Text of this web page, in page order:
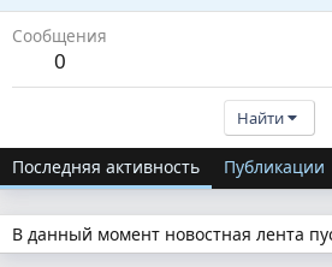
Сообщения
0
Найти
Последняя активность Публикации
В данный момент новостная лента